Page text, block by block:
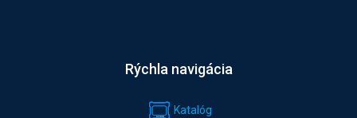
Rýchla navigácia
Katalóg